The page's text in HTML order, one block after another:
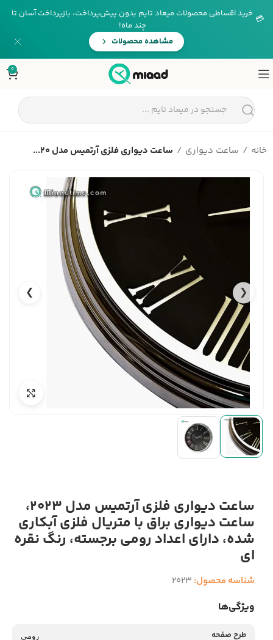
💳 خرید اقساطی محصولات میعاد تایم بدون پیش‌پرداخت، بازپرداخت آسان تا
چند ماه!
مشاهده محصولات
0
خانه ساعت دیواری ساعت دیواری فلزی آرتمیس مدل 20...
❮
❯
ساعت دیواری فلزی آرتمیس مدل 2023،
ساعت دیواری براق با متریال فلزی آبکاری
شده، دارای اعداد رومی برجسته، رنگ نقره
ای
شناسه محصول: 2023
ویژگی‌ها
طرح صفحه رومی